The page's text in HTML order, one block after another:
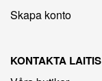
Skapa konto
KONTAKTA LAITIS